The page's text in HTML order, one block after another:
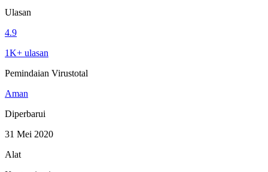
Ulasan
4.9
1K+ ulasan
Pemindaian Virustotal
Aman
Diperbarui
31 Mei 2020
Alat